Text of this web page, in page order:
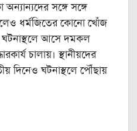
সঙ্গে সঙ্গে
ধর্মজিতের কোনো খোঁজ
ঘটনাস্থলে আসে দমকল
চালায়। স্থানীয়দের
দিনেও ঘটনাস্থলে পৌঁছায়